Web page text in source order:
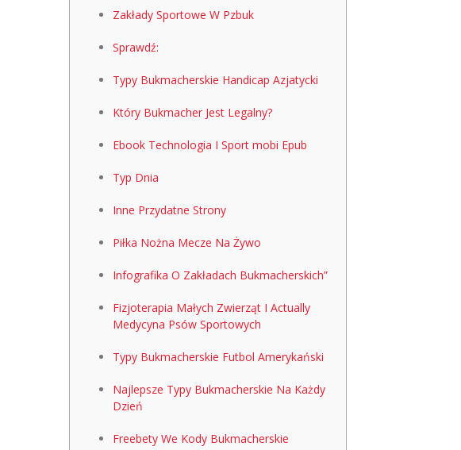
Zakłady Sportowe W Pzbuk
Sprawdź:
Typy Bukmacherskie Handicap Azjatycki
Który Bukmacher Jest Legalny?
Ebook Technologia I Sport mobi Epub
Typ Dnia
Inne Przydatne Strony
Piłka Nożna Mecze Na Żywo
Infografika O Zakładach Bukmacherskich”
Fizjoterapia Małych Zwierząt I Actually
Medycyna Psów Sportowych
Typy Bukmacherskie Futbol Amerykański
Najlepsze Typy Bukmacherskie Na Każdy
Dzień
Freebety We Kody Bukmacherskie